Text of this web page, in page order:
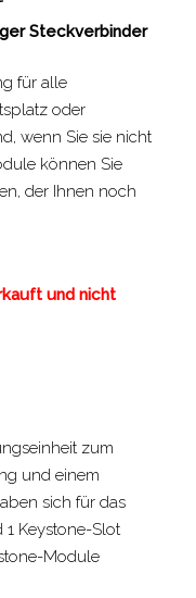
Steckverbinder
für alle
oder
wenn Sie sie nicht
können Sie
der Ihnen noch
und nicht
zum
und einem
sich für das
Keystone-Slot
Module